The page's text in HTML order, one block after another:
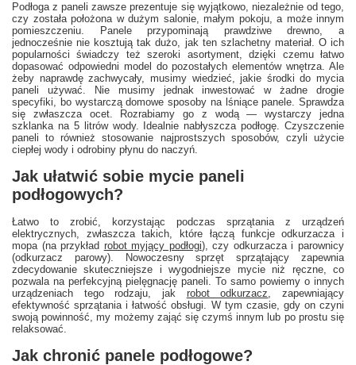
Podłoga z paneli zawsze prezentuje się wyjątkowo, niezależnie od tego,
czy została położona w dużym salonie, małym pokoju, a może innym
pomieszczeniu. Panele przypominają prawdziwe drewno, a
jednocześnie nie kosztują tak dużo, jak ten szlachetny materiał. O ich
popularności świadczy też szeroki asortyment, dzięki czemu łatwo
dopasować odpowiedni model do pozostałych elementów wnętrza. Ale
żeby naprawdę zachwycały, musimy wiedzieć, jakie środki do mycia
paneli używać. Nie musimy jednak inwestować w żadne drogie
specyfiki, bo wystarczą domowe sposoby na lśniące panele. Sprawdza
się zwłaszcza ocet. Rozrabiamy go z wodą — wystarczy jedna
szklanka na 5 litrów wody. Idealnie nabłyszcza podłogę. Czyszczenie
paneli to również stosowanie najprostszych sposobów, czyli użycie
ciepłej wody i odrobiny płynu do naczyń.
Jak ułatwić sobie mycie paneli
podłogowych?
Łatwo to zrobić, korzystając podczas sprzątania z urządzeń
elektrycznych, zwłaszcza takich, które łączą funkcje odkurzacza i
mopa (na przykład robot myjący podłogi), czy odkurzacza i parownicy
(odkurzacz parowy). Nowoczesny sprzęt sprzątający zapewnia
zdecydowanie skuteczniejsze i wygodniejsze mycie niż ręczne, co
pozwala na perfekcyjną pielęgnację paneli. To samo powiemy o innych
urządzeniach tego rodzaju, jak robot odkurzacz, zapewniający
efektywność sprzątania i łatwość obsługi. W tym czasie, gdy on czyni
swoją powinność, my możemy zająć się czymś innym lub po prostu się
relaksować.
Jak chronić panele podłogowe?